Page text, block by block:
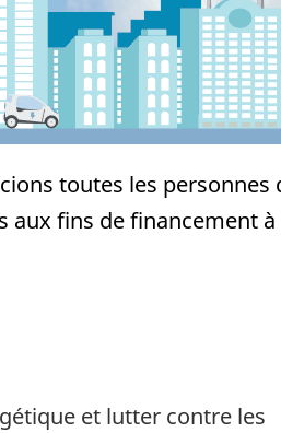
toutes les personnes
fins de financement à
et lutter contre les